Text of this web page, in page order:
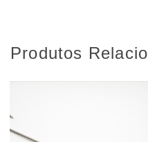
Produtos